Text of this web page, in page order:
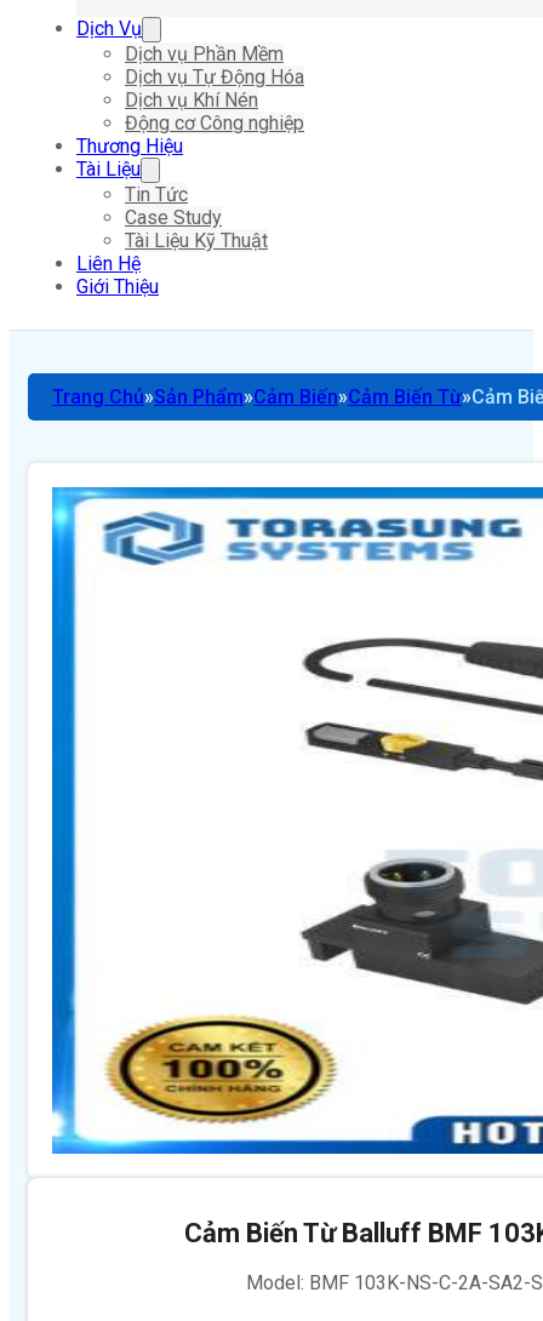
Dịch Vụ
Dịch vụ Phần Mềm
Dịch vụ Tự Động Hóa
Dịch vụ Khí Nén
Động cơ Công nghiệp
Thương Hiệu
Tài Liệu
Tin Tức
Case Study
Tài Liệu Kỹ Thuật
Liên Hệ
Giới Thiệu
Trang Chủ Sản Phẩm Cảm Biến Cảm Biến Từ Cảm
Cảm Biến Từ Balluff BMF
Model: BMF 103K-NS-C-2A-SA2-